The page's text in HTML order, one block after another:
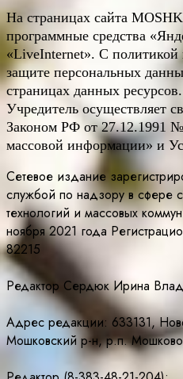
На страницах сайта
программные средства
«LiveInternet». С
защите персональных
страницах данных ресурсов.
Учредитель осуществляет
Законом РФ от 27.12.1991
массовой информации» и
Сетевое издание
службой по надзору в сфере
технологий и массовых
ноября 2021 года
82215
Редактор Сердюк Ирина
Адрес редакции: 633131,
Мошковский р-н, р.п.